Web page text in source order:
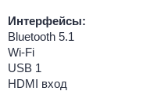
Интерфейсы:
Bluetooth 5.1
Wi-Fi
USB 1
HDMI вход